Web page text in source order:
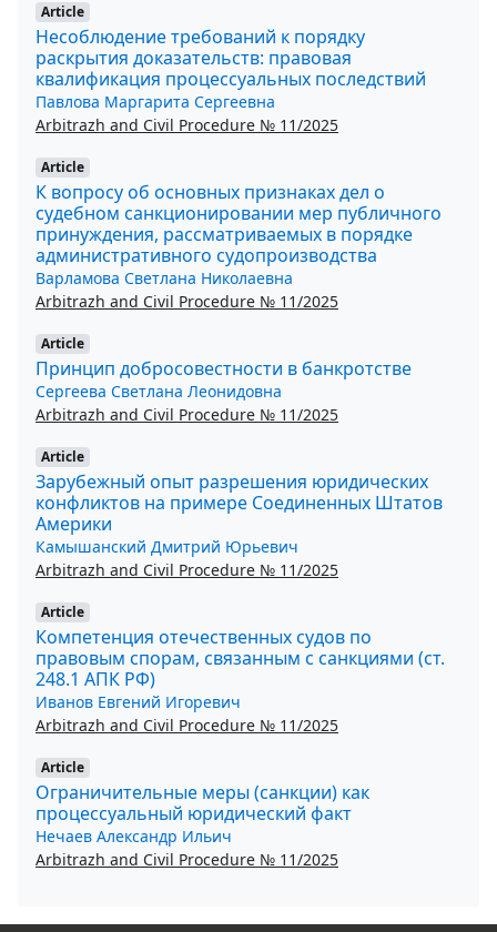
Article
Несоблюдение требований к порядку
раскрытия доказательств: правовая
квалификация процессуальных последствий
Павлова Маргарита Сергеевна
Arbitrazh and Civil Procedure № 11/2025
Article
К вопросу об основных признаках дел о
судебном санкционировании мер публичного
принуждения, рассматриваемых в порядке
административного судопроизводства
Варламова Светлана Николаевна
Arbitrazh and Civil Procedure № 11/2025
Article
Принцип добросовестности в банкротстве
Сергеева Светлана Леонидовна
Arbitrazh and Civil Procedure № 11/2025
Article
Зарубежный опыт разрешения юридических
конфликтов на примере Соединенных Штатов
Америки
Камышанский Дмитрий Юрьевич
Arbitrazh and Civil Procedure № 11/2025
Article
Компетенция отечественных судов по
правовым спорам, связанным с санкциями (ст.
248.1 АПК РФ)
Иванов Евгений Игоревич
Arbitrazh and Civil Procedure № 11/2025
Article
Ограничительные меры (санкции) как
процессуальный юридический факт
Нечаев Александр Ильич
Arbitrazh and Civil Procedure № 11/2025